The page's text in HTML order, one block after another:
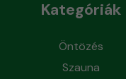
Kategóriák
Öntözés
Szauna